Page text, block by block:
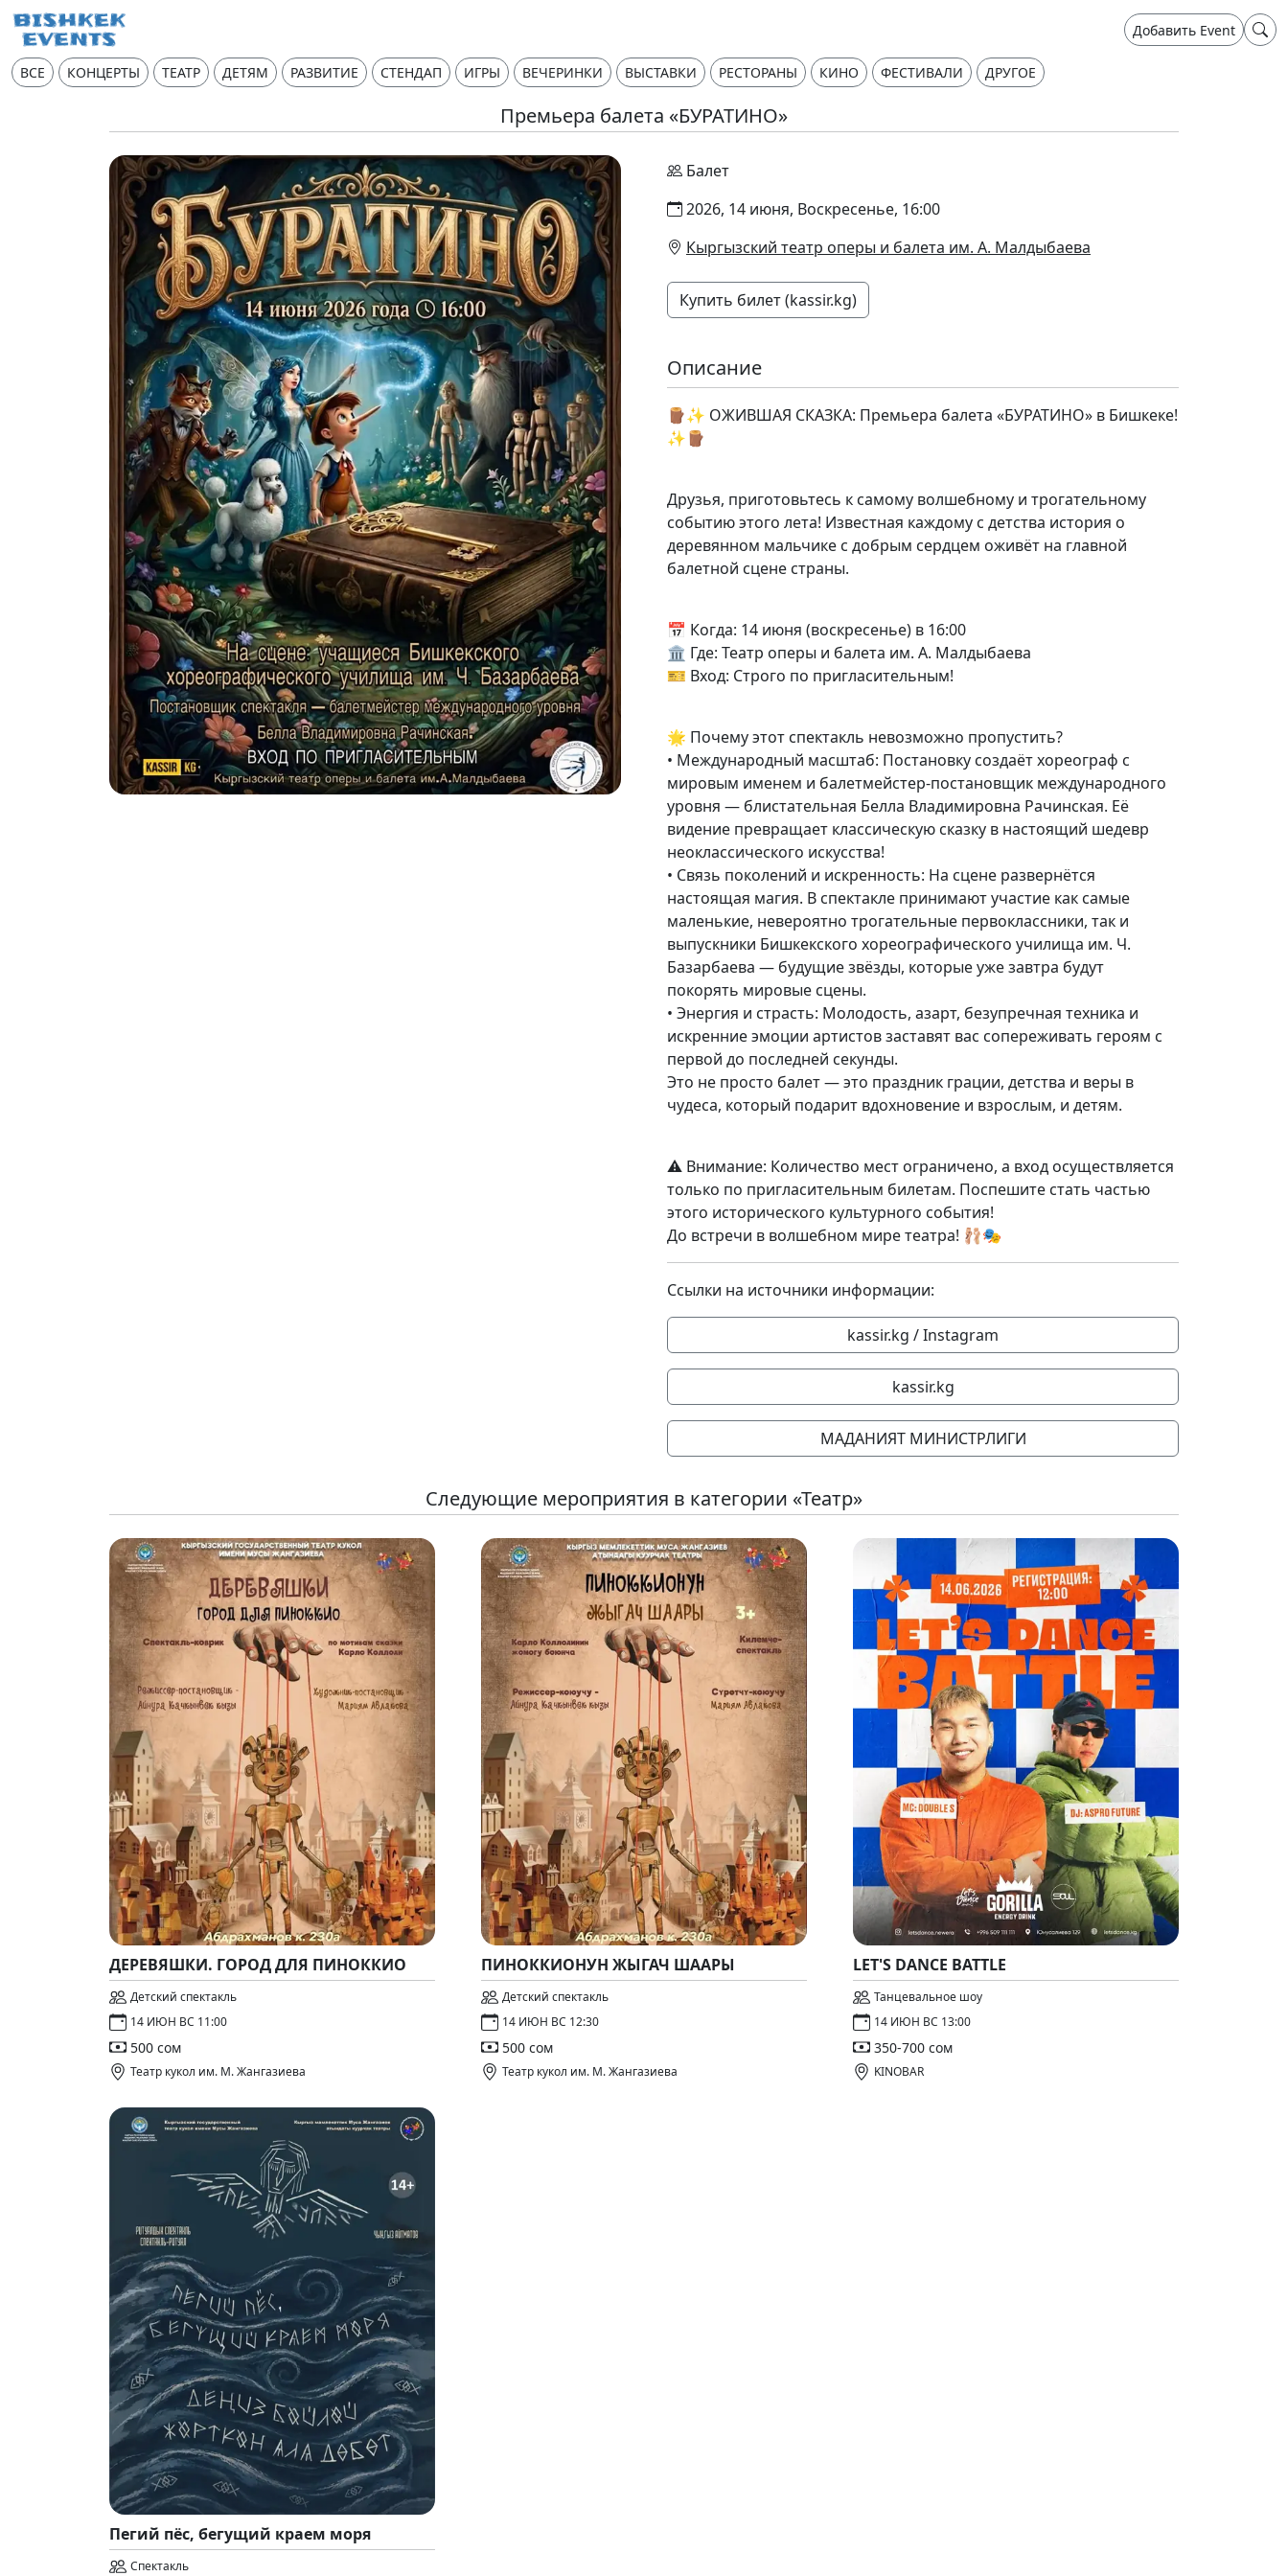
Добавить Event
ВСЕ КОНЦЕРТЫ ТЕАТР ДЕТЯМ РАЗВИТИЕ СТЕНДАП ИГРЫ ВЕЧЕРИНКИ ВЫСТАВКИ РЕСТОРАНЫ КИНО ФЕСТИВАЛИ ДРУГОЕ
Премьера балета «БУРАТИНО»
Балет
2026, 14 июня, Воскресенье, 16:00
Кыргызский театр оперы и балета им. А. Малдыбаева
Купить билет (kassir.kg)
Описание
🪵✨ ОЖИВШАЯ СКАЗКА: Премьера балета «БУРАТИНО» в Бишкеке!
✨🪵
Друзья, приготовьтесь к самому волшебному и трогательному
событию этого лета! Известная каждому с детства история о
деревянном мальчике с добрым сердцем оживёт на главной
балетной сцене страны.
📅 Когда: 14 июня (воскресенье) в 16:00
🏛 Где: Театр оперы и балета им. А. Малдыбаева
🎫 Вход: Строго по пригласительным!
🌟 Почему этот спектакль невозможно пропустить?
• Международный масштаб: Постановку создаёт хореограф с
мировым именем и балетмейстер-постановщик международного
уровня — блистательная Белла Владимировна Рачинская. Её
видение превращает классическую сказку в настоящий шедевр
неоклассического искусства!
• Связь поколений и искренность: На сцене развернётся
настоящая магия. В спектакле принимают участие как самые
маленькие, невероятно трогательные первоклассники, так и
выпускники Бишкекского хореографического училища им. Ч.
Базарбаева — будущие звёзды, которые уже завтра будут
покорять мировые сцены.
• Энергия и страсть: Молодость, азарт, безупречная техника и
искренние эмоции артистов заставят вас сопереживать героям с
первой до последней секунды.
Это не просто балет — это праздник грации, детства и веры в
чудеса, который подарит вдохновение и взрослым, и детям.
⚠️ Внимание: Количество мест ограничено, а вход осуществляется
только по пригласительным билетам. Поспешите стать частью
этого исторического культурного события!
До встречи в волшебном мире театра! 🩰🎭
Ссылки на источники информации:
kassir.kg / Instagram
kassir.kg
МАДАНИЯТ МИНИСТРЛИГИ
Следующие мероприятия в категории «Театр»
ДЕРЕВЯШКИ. ГОРОД ДЛЯ ПИНОККИО
Детский спектакль
14 ИЮН ВС 11:00
500 сом
Театр кукол им. М. Жангазиева
ПИНОККИОНУН ЖЫГАЧ ШААРЫ
Детский спектакль
14 ИЮН ВС 12:30
500 сом
Театр кукол им. М. Жангазиева
LET'S DANCE BATTLE
Танцевальное шоу
14 ИЮН ВС 13:00
350-700 сом
KINOBAR
Пегий пёс, бегущий краем моря
Спектакль